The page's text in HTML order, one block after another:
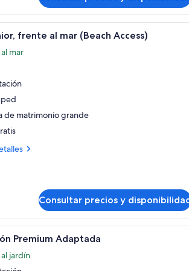
Un balcón con vista a una
frente al mar (Beach Access)
mar
de matrimonio grande
Consultar precios y
Habitación de hotel con una
Premium Adaptada
jardín